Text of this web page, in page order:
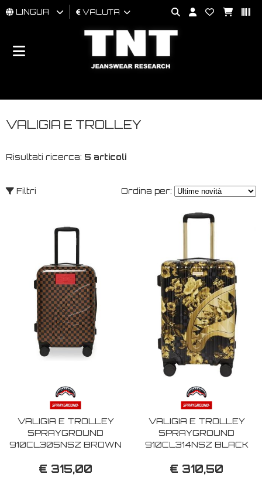
UOMO
BRAND
LINGUA VALUTA
VALIGIA E TROLLEY
Risultati ricerca: 5 articoli
Filtri Ordina per:
VALIGIA E TROLLEY
SPRAYGROUND
910CL305NSZ BROWN
€ 315,00
VALIGIA E TROLLEY
SPRAYGROUND
910CL314NSZ BLACK
€ 310,50